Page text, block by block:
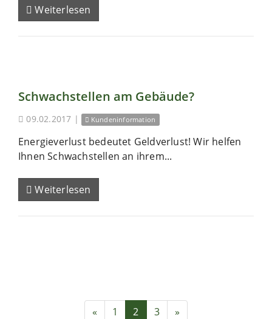
Weiterlesen
Schwachstellen am Gebäude?
09.02.2017 | Kundeninformation
Energieverlust bedeutet Geldverlust! Wir helfen
Ihnen Schwachstellen an ihrem...
Weiterlesen
« 1 2 3 »